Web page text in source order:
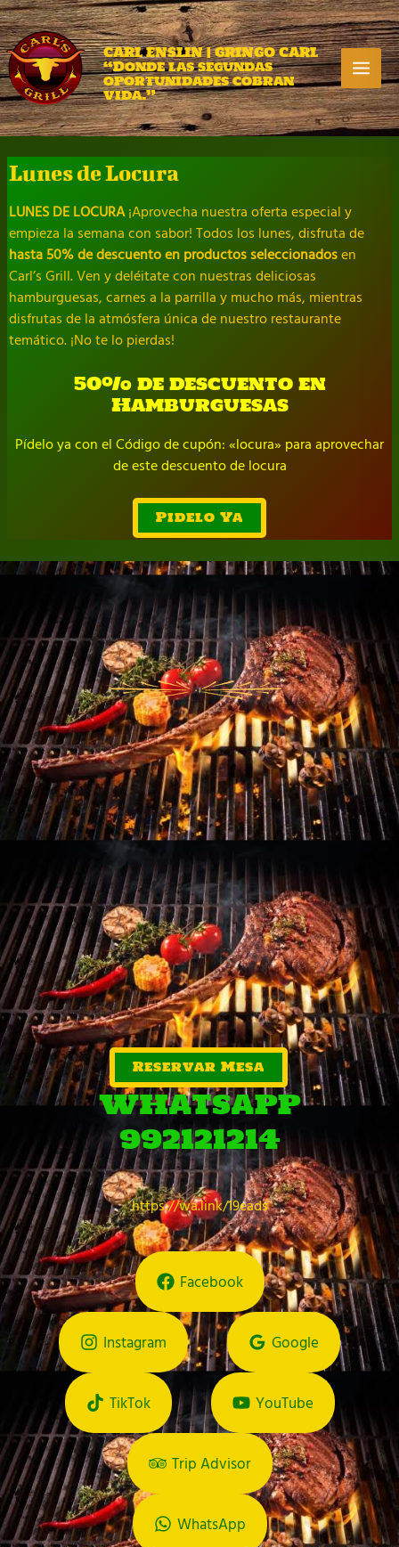
Ir
al
contenido
CARL ENSLIN | GRINGO CARL
“Donde las segundas
oportunidades cobran
vida.”
Lunes de Locura
LUNES DE LOCURA¡Aprovecha nuestra oferta especial y
empieza la semana con sabor! Todos los lunes, disfruta de
hasta 50% de descuento en productos seleccionadosen
Carl’s Grill. Ven y deléitate con nuestras deliciosas
hamburguesas, carnes a la parrilla y mucho más, mientras
disfrutas de la atmósfera única de nuestro restaurante
temático. ¡No te lo pierdas!
50% de descuento en
Hamburguesas
Pídelo ya con el Código de cupón: «locura» para aprovechar
de este descuento de locura
Pidelo Ya
Reservar Mesa
WHATSAPP
992121214
https://wa.link/19eads
Facebook
Instagram Google
TikTok YouTube
Trip Advisor
WhatsApp